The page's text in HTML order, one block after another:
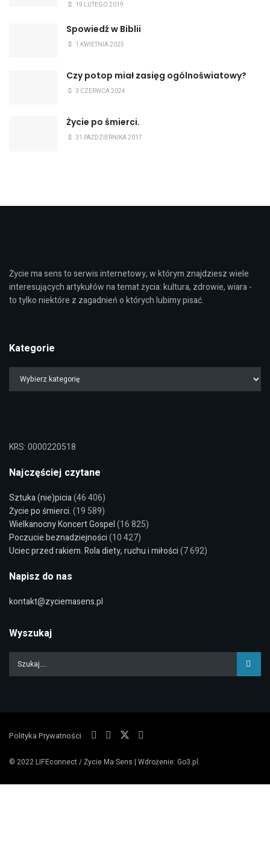
19 LUTEGO 2019
Spowiedź w Biblii
1 KWIETNIA 2025
Czy potop miał zasięg ogólnoświatowy?
3 CZERWCA 2024
Życie po śmierci.
31 PAŹDZIERNIKA 2017
Życie ma sens to serwis internetowy, w którym znajdziesz wiele
interesujących artykułów na temat życia: kultura, zdrowie, wiara -
to tylko niektóre z zagadnień o których lubimy pisać.
Kategorie
KRS: 0000220518
Najczęściej czytane
Sztuka (nie)picia(46 406)
Życie po śmierci.(19 589)
Wielkanocny Koncert Gospel(16 825)
Poczucie beznadziejności(10 427)
Uciec przed rakiem. Rola diety, ruchu i miłości(7 692)
Napisz do nas
kontakt@zyciemasens.pl
Wyszukaj
Polityka Prywatności
© 2022LIFEconnect / Życie Ma Sens | Wdrożenie: Go3.pl.